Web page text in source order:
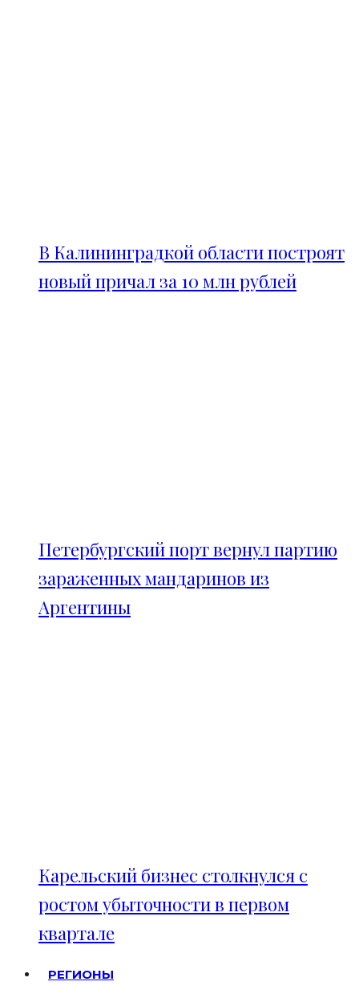
В Калининградкой области построят
новый причал за 10 млн рублей
Петербургский порт вернул партию
зараженных мандаринов из
Аргентины
Карельский бизнес столкнулся с
ростом убыточности в первом
квартале
РЕГИОНЫ